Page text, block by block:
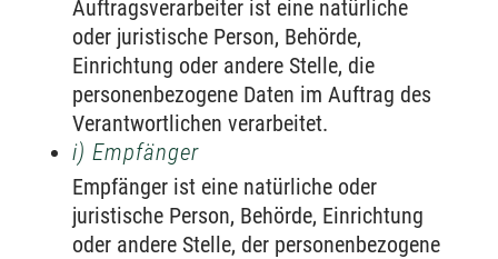
Auftragsverarbeiter ist eine natürliche
oder juristische Person, Behörde,
Einrichtung oder andere Stelle, die
personenbezogene Daten im Auftrag des
Verantwortlichen verarbeitet.
i) Empfänger
Empfänger ist eine natürliche oder
juristische Person, Behörde, Einrichtung
oder andere Stelle, der personenbezogene